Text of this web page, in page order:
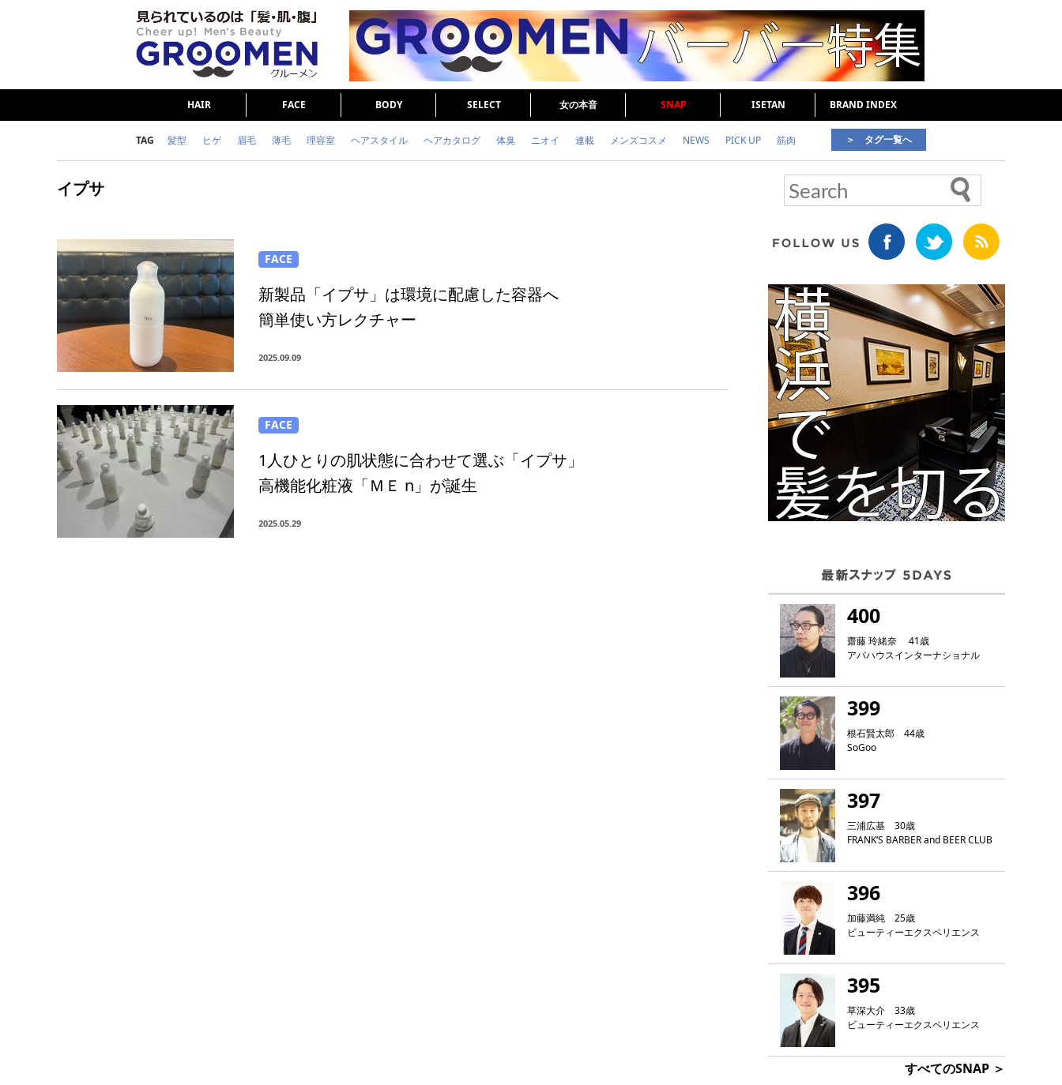
HAIR FACE BODY SELECT 女の本音 SNAP ISETAN BRAND INDEX
TAG 髪型 ヒゲ 眉毛 薄毛 理容室 ヘアスタイル ヘアカタログ 体臭 ニオイ 連載 メンズコスメ NEWS PICK UP 筋肉
頭皮ケア
＞ タグ一覧へ
イプサ
FACE
新製品「イプサ」は環境に配慮した容器へ
簡単使い方レクチャー
2025.09.09
FACE
1人ひとりの肌状態に合わせて選ぶ「イプサ」
高機能化粧液「ＭＥ n」が誕生
2025.05.29
400
齋藤 玲緒奈 41歳
アバハウスインターナショナル
399
根石賢太郎 44歳
SoGoo
397
三浦広基 30歳
FRANK‘S BARBER and BEER CLUB
396
加藤満純 25歳
ビューティーエクスペリエンス
395
草深大介 33歳
ビューティーエクスペリエンス
すべてのSNAP ＞